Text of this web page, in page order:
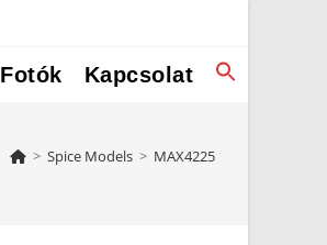
Fotók Kapcsolat
> Spice Models > MAX4225